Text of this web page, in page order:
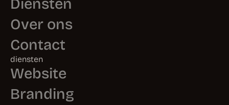
Diensten
Over ons
Contact
diensten
Website
Branding